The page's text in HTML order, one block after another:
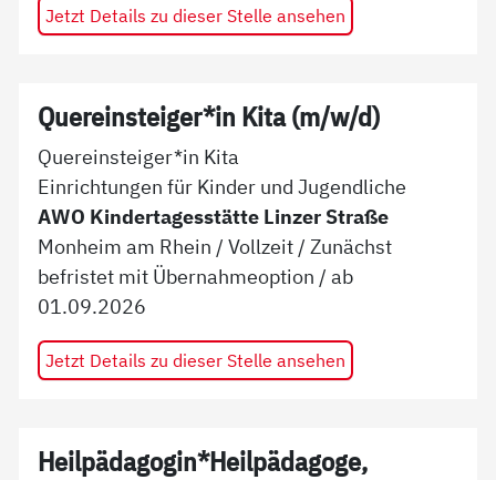
Jetzt Details zu dieser Stelle ansehen
Quereinsteiger*in Kita (m/w/d)
Quereinsteiger*in Kita
Einrichtungen für Kinder und Jugendliche
AWO Kindertagesstätte Linzer Straße
Monheim am Rhein /Vollzeit /Zunächst
befristet mit Übernahmeoption / ab
01.09.2026
Jetzt Details zu dieser Stelle ansehen
Heilpädagogin*Heilpädagoge,